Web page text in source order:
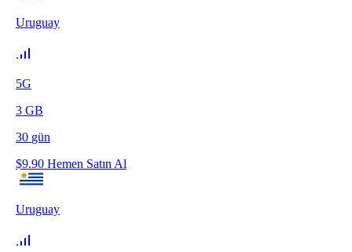
Uruguay
5G
3 GB
30 gün
$9.90 Hemen Satın Al
Uruguay